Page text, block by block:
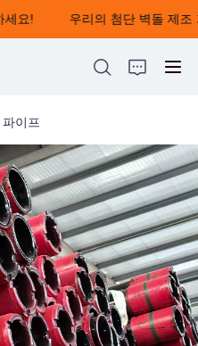
요!
우리의 첨단 벽돌 제조
우리의 첨단 벽돌 제조
기계로 성공을 구축하
세요!
파이프